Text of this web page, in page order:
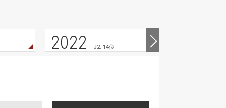
2022 J2. 14位